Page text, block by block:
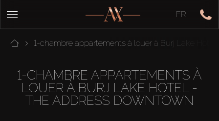
FR
1-chambre appartements à louer à Burj Lake
1-CHAMBRE APPARTEMENTS À
LOUER À BURJ LAKE HOTEL -
THE ADDRESS DOWNTOWN